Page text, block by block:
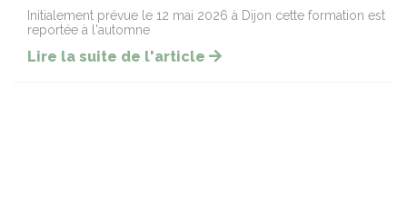
Initialement prévue le 12 mai 2026 à Dijon cette formation est
reportée à l'automne
Lire la suite de l'article